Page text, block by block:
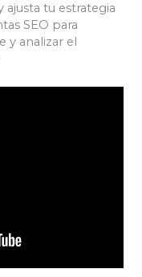
ajusta tu estrategia
SEO para
y analizar el